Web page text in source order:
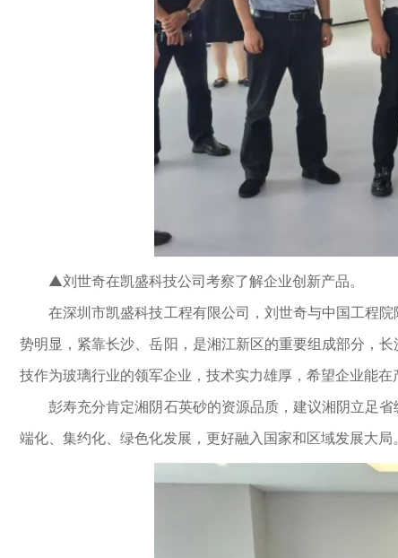
▲刘世奇在凯盛科技公司考察了解企业创新产品。
在深圳市凯盛科技工程有限公司，刘世奇与中国工程院
势明显，紧靠长沙、岳阳，是湘江新区的重要组成部分，
技作为玻璃行业的领军企业，技术实力雄厚，希望企业能
彭寿充分肯定湘阴石英砂的资源品质，建议湘阴立足省
端化、集约化、绿色化发展，更好融入国家和区域发展大局。